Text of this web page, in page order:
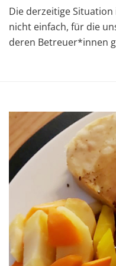
Die derzeitige
nicht einfach, für die
deren Betreuer*innen